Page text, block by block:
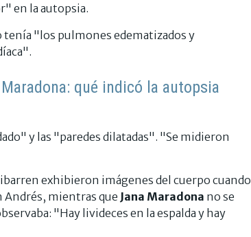
en la autopsia.
"los pulmones edematizados y
qué indicó la autopsia
y las "paredes dilatadas". "Se midieron
exhibieron imágenes del cuerpo cuando
Andrés, mientras que Jana Maradona no se
"Hay livideces en la espalda y hay